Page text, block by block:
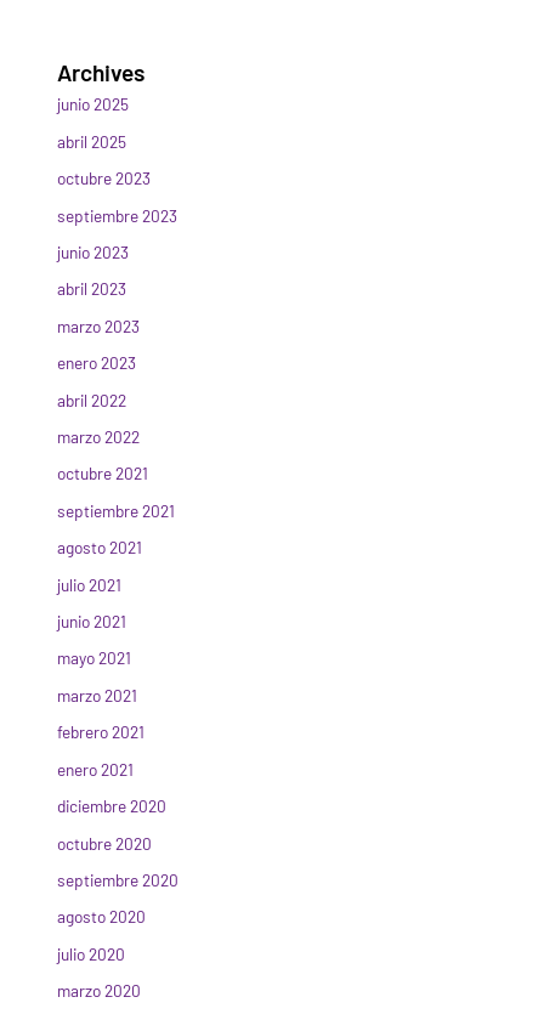
Archives
junio 2025
abril 2025
octubre 2023
septiembre 2023
junio 2023
abril 2023
marzo 2023
enero 2023
abril 2022
marzo 2022
octubre 2021
septiembre 2021
agosto 2021
julio 2021
junio 2021
mayo 2021
marzo 2021
febrero 2021
enero 2021
diciembre 2020
octubre 2020
septiembre 2020
agosto 2020
julio 2020
marzo 2020